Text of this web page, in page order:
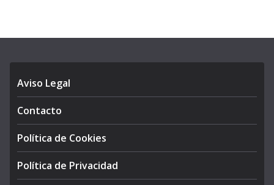
Aviso Legal
Contacto
Política de Cookies
Política de Privacidad